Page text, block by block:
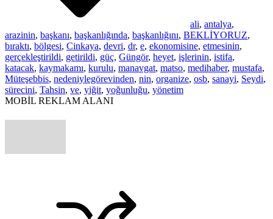
ali, antalya,
arazinin, başkanı, başkanlığında, başkanlığını, BEKLİYORUZ,
bıraktı, bölgesi, Cinkaya, devri, dr, e, ekonomisine, etmesinin,
gerçekleştirildi, getirildi, güç, Güngör, heyet, işlerinin, istifa,
katacak, kaymakamı, kurulu, manavgat, matso, medihaber, mustafa,
Müteşebbis, nedeniylegörevinden, nin, organize, osb, sanayi, Seydi,
sürecini, Tahsin, ve, yiğit, yoğunluğu, yönetim
MOBİL REKLAM ALANI